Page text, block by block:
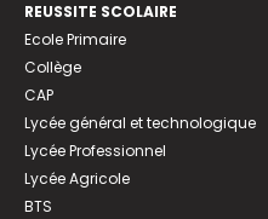
REUSSITE SCOLAIRE
Ecole Primaire
Collège
CAP
Lycée général et technologique
Lycée Professionnel
Lycée Agricole
BTS